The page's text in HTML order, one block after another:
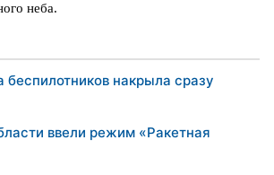
неба.
беспилотников накрыла сразу
ввели режим «Ракетная